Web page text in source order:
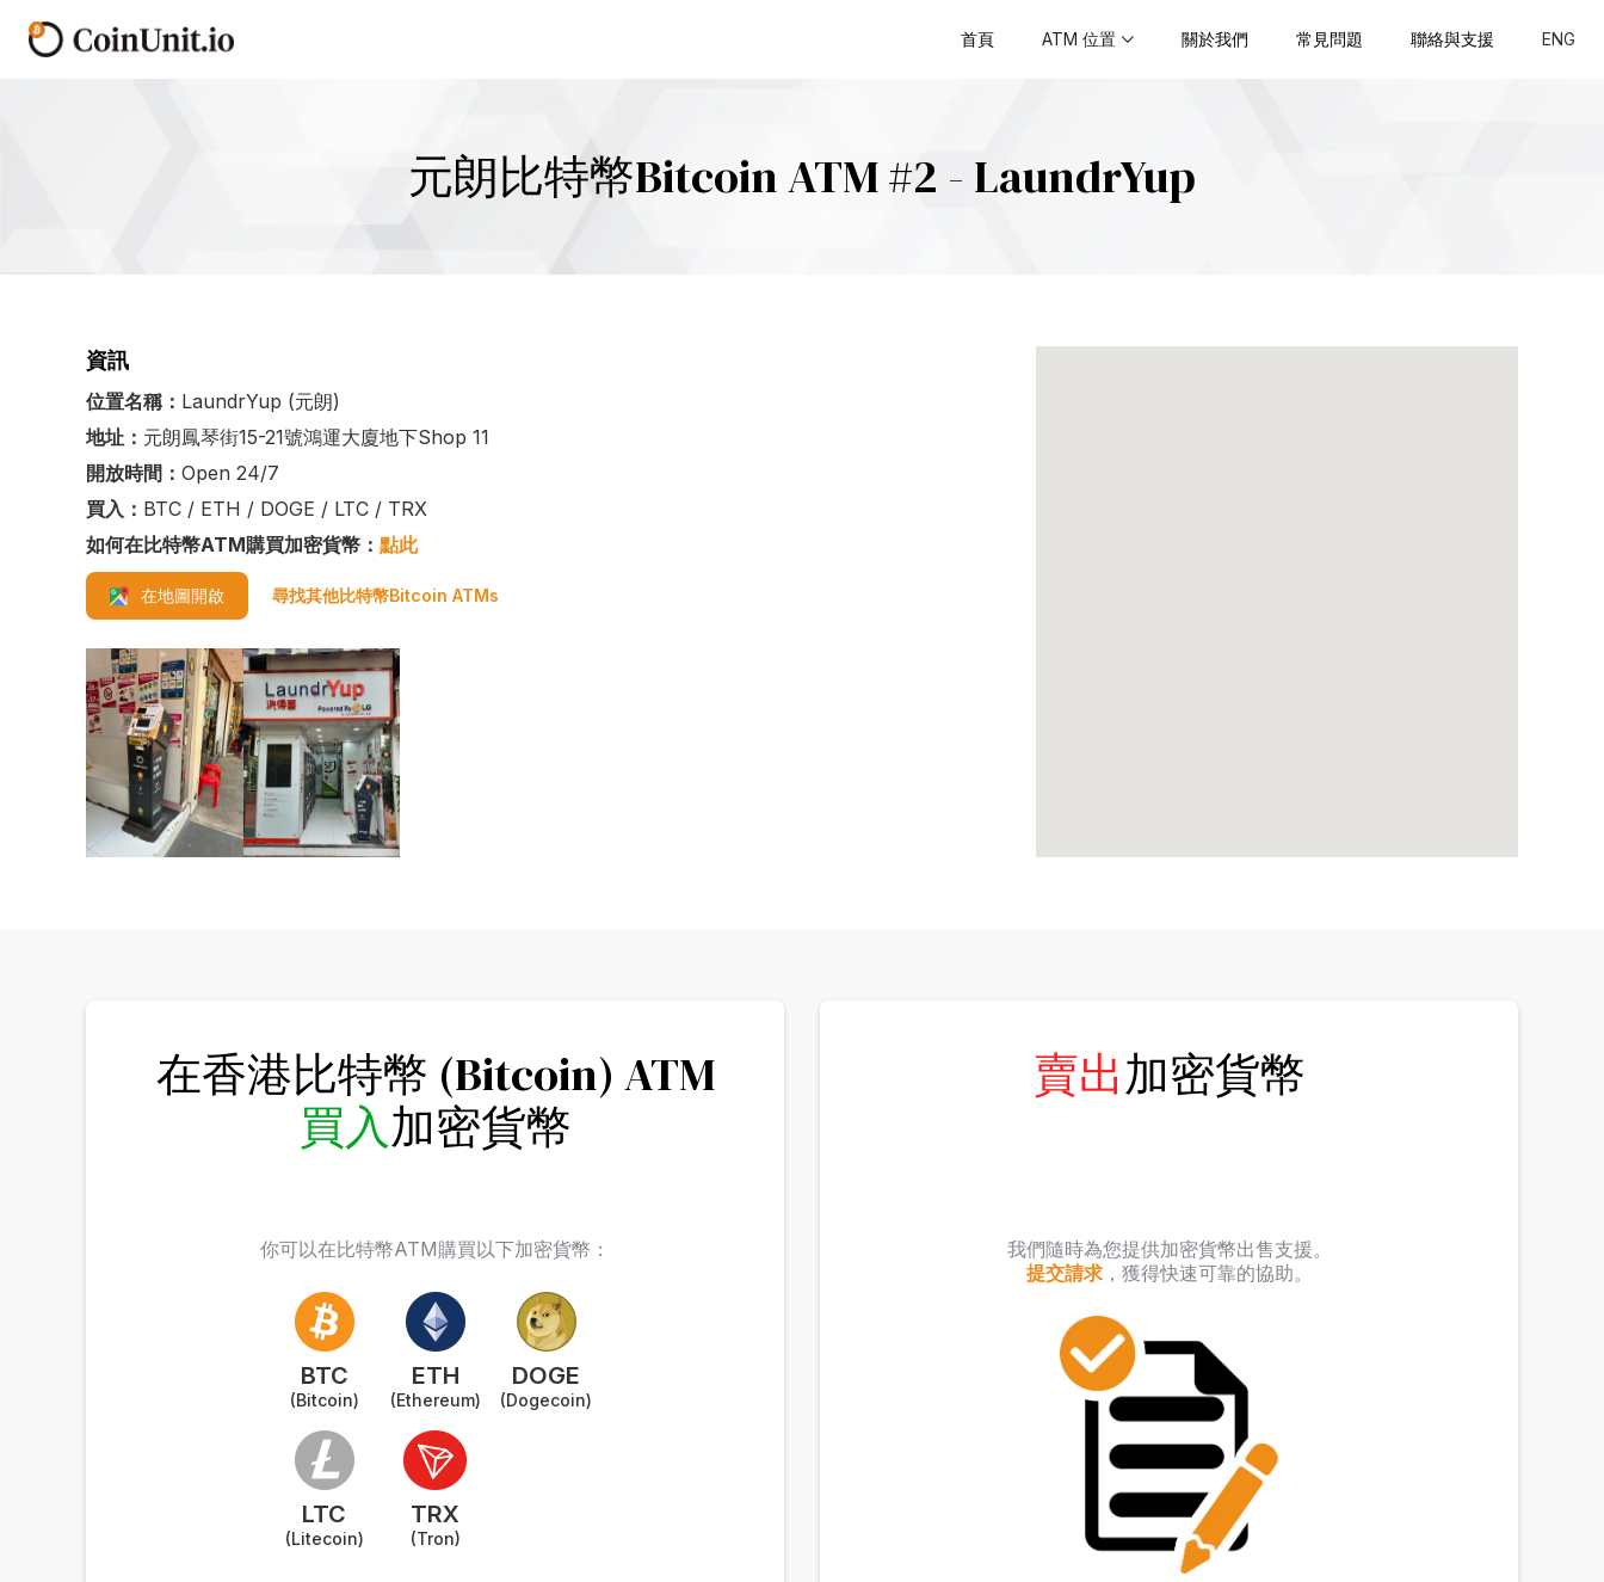
首頁 ATM 位置 關於我們 常見問題 聯絡與支援 ENG
元朗比特幣Bitcoin ATM #2 - LaundrYup
資訊
位置名稱： LaundrYup (元朗)
地址： 元朗鳳琴街15-21號鴻運大廈地下Shop 11
開放時間： Open 24/7
買入： BTC / ETH / DOGE / LTC / TRX
如何在比特幣ATM購買加密貨幣： 點此
在地圖開啟 尋找其他比特幣Bitcoin ATMs
在香港比特幣 (Bitcoin) ATM
買入加密貨幣
你可以在比特幣ATM購買以下加密貨幣：
BTC
(Bitcoin)
ETH
(Ethereum)
DOGE
(Dogecoin)
LTC
(Litecoin)
TRX
(Tron)
賣出加密貨幣
我們隨時為您提供加密貨幣出售支援。
提交請求，獲得快速可靠的協助。